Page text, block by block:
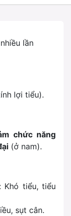
lần
lợi tiểu).
chức năng
(ở nam).
Khó tiểu, tiểu
sụt cân.